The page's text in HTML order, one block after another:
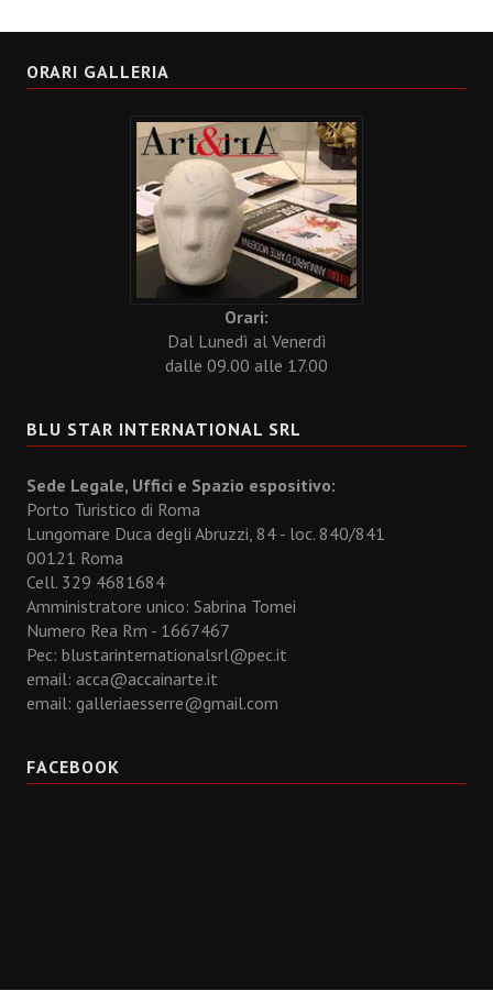
ORARI GALLERIA
Orari:
Dal Lunedì al Venerdì
dalle 09.00 alle 17.00
BLU STAR INTERNATIONAL SRL
Sede Legale, Uffici e Spazio espositivo:
Porto Turistico di Roma
Lungomare Duca degli Abruzzi, 84 - loc. 840/841
00121 Roma
Cell. 329 4681684
Amministratore unico: Sabrina Tomei
Numero Rea Rm - 1667467
Pec: blustarinternationalsrl@pec.it
email: acca@accainarte.it
email: galleriaesserre@gmail.com
FACEBOOK